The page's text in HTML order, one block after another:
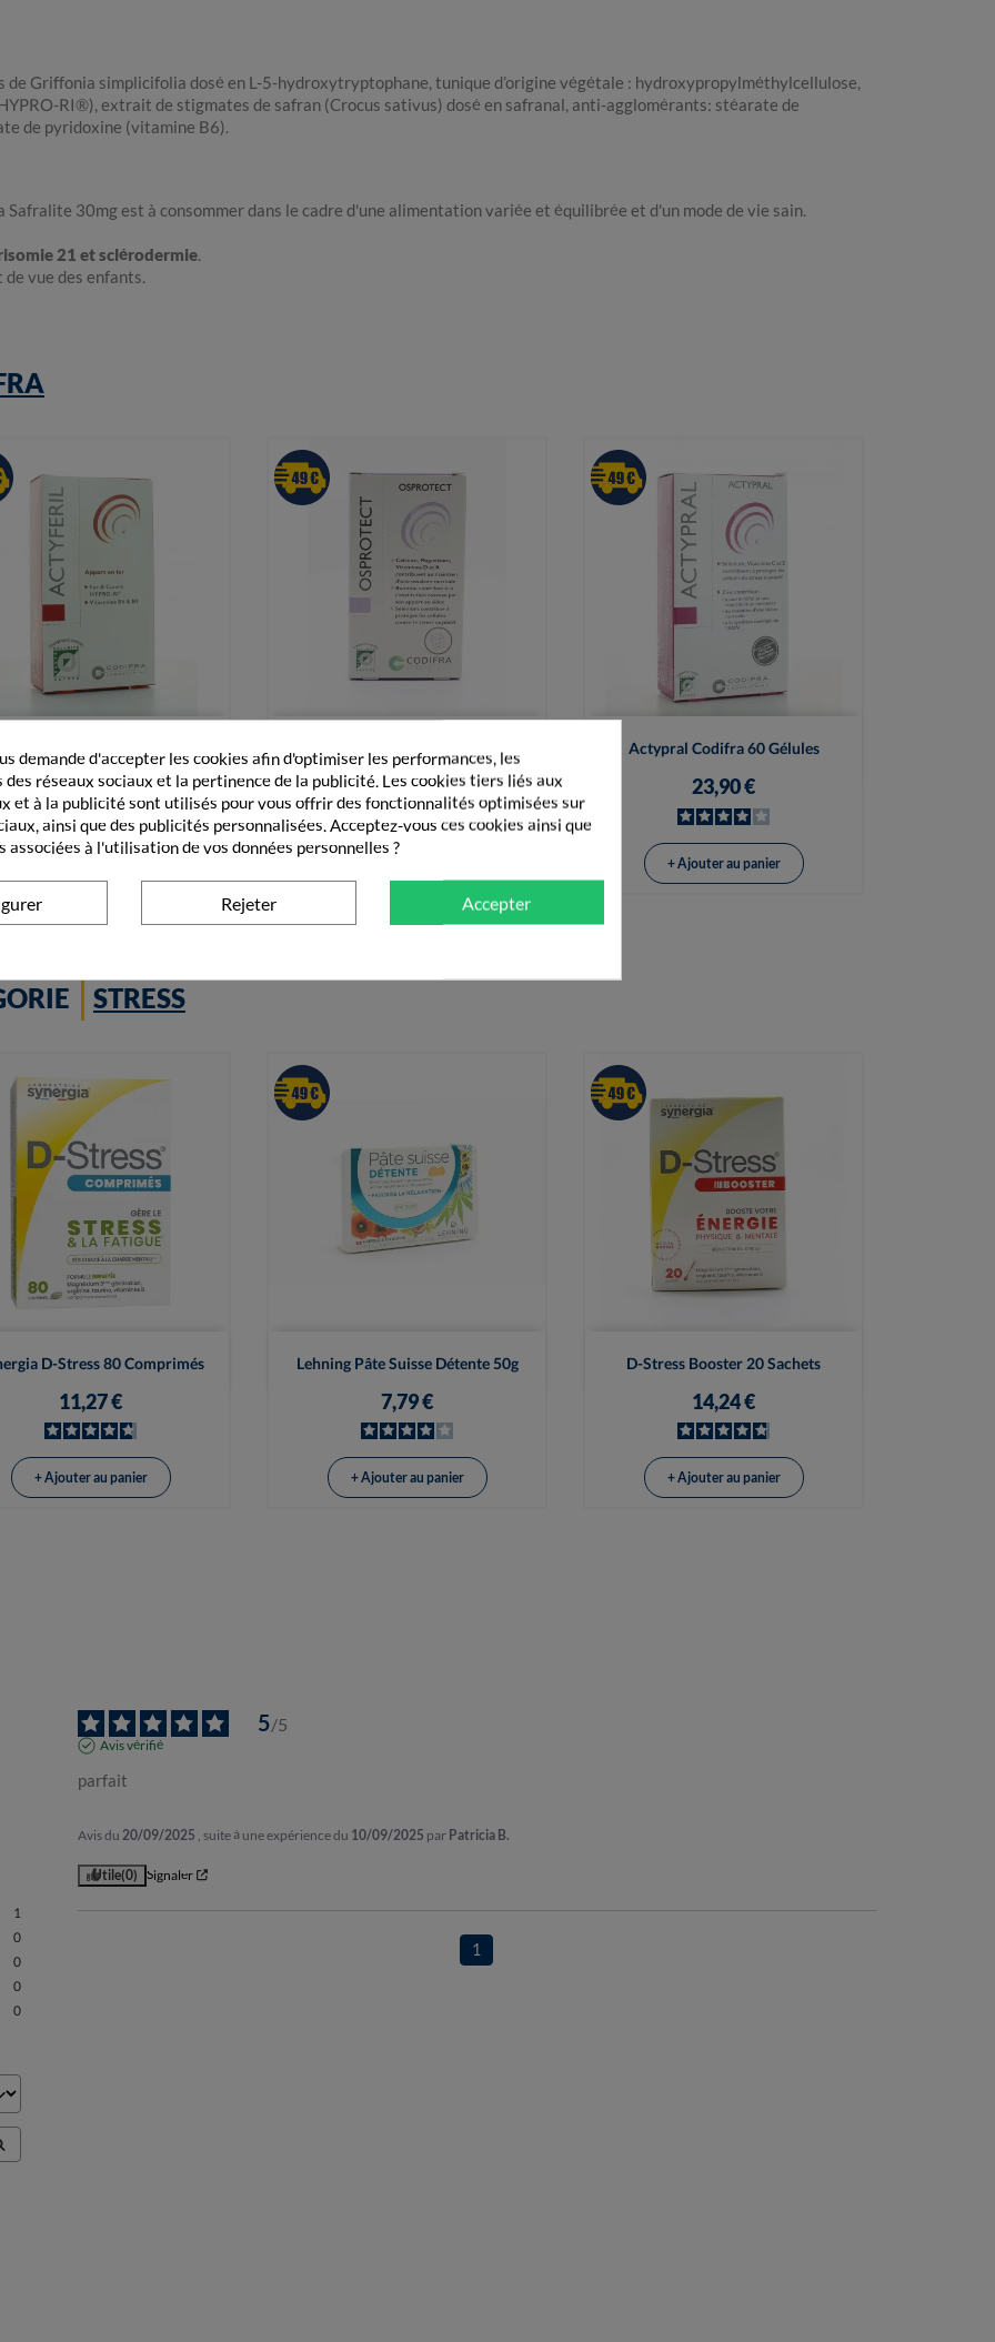
Griffonia simplicifolia dosé en L-5-hydroxytryptophane, tunique d’origine végétale : hydroxypropylméthylcellulose,
RI®), extrait de stigmates de safran (Crocus sativus) dosé en safranal, anti-agglomérants: stéarate de
de pyridoxine (vitamine B6).
30mg est à consommer dans le cadre d'une alimentation variée et équilibrée et d'un mode de vie sain.
21 et sclérodermie.
vue des enfants.
13,29 €
Codifra Osprotect 60 Gélules
17,90 €
Actypral Codifra 60 Gélules
23,90 €
Vue rapide
+ Ajouter au panier
STRESS
D-Stress 80 Comprimés
11,27 €
Vue rapide
+ Ajouter au panier
Lehning Pâte Suisse Détente 50g
7,79 €
 Vue rapide
+ Ajouter au panier
D-Stress Booster 20 Sachets
14,24 €
 Vue rapide
+ Ajouter au panier
1
0
0
0
0
5/5
Avis vérifié
parfait
Avis du 20/09/2025 , suite à une expérience du 10/09/2025 par Patricia B.
Utile(0) Signaler
1
demande d'accepter les cookies afin d'optimiser les performances, les
réseaux sociaux et la pertinence de la publicité. Les cookies tiers liés aux
et à la publicité sont utilisés pour vous offrir des fonctionnalités optimisées sur
ainsi que des publicités personnalisées. Acceptez-vous ces cookies ainsi que
associées à l'utilisation de vos données personnelles ?
Rejeter Accepter